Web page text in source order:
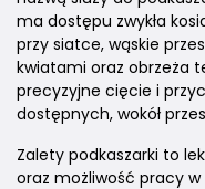
ma dostępu zwykła
przy siatce, wąskie
kwiatami oraz obrzeża
precyzyjne cięcie i
dostępnych, wokół
Zalety podkaszarki to
oraz możliwość pracy